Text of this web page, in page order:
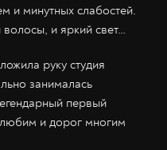
и минутных слабостей.
и яркий свет…
руку студия
занималась
первый
и дорог многим